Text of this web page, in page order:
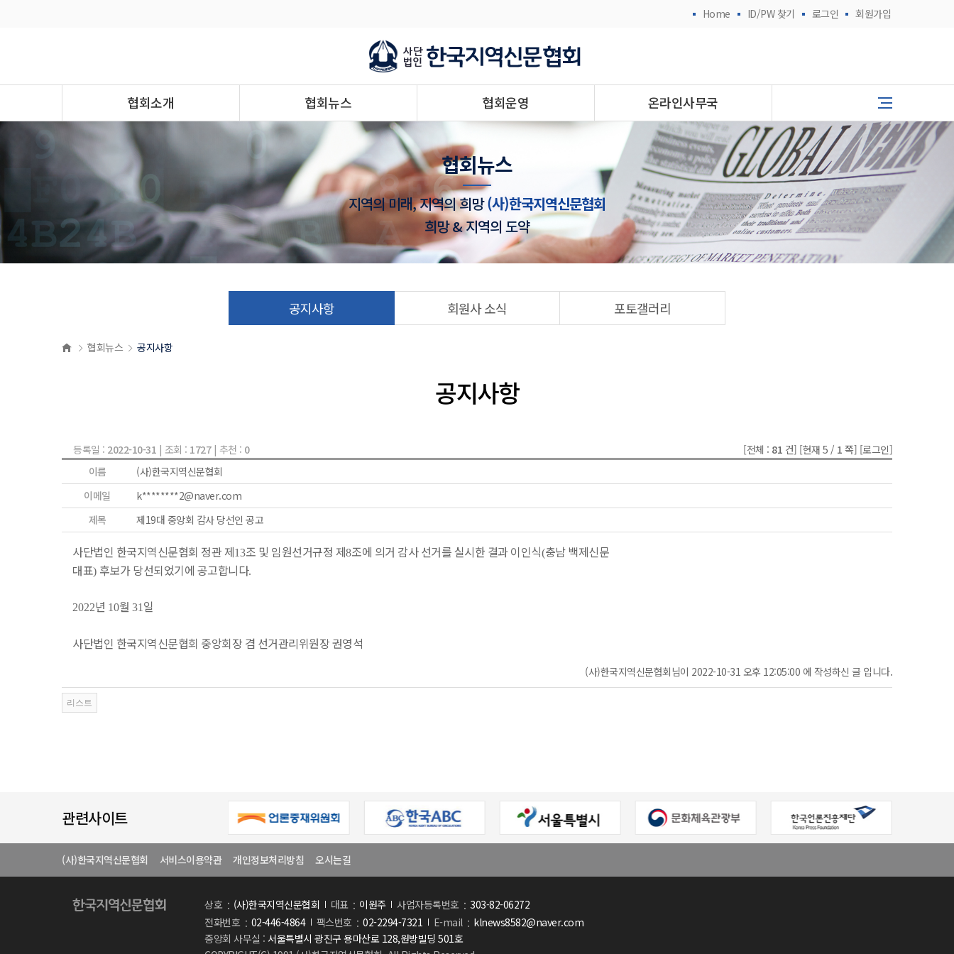
Home ID/PW 찾기 로그인 회원가입
협회소개 협회뉴스 협회운영 온라인사무국
협회뉴스
지역의 미래, 지역의 희망(사)한국지역신문협회
희망 & 지역의 도약
공지사항 회원사 소식 포토갤러리
협회뉴스 공지사항
공지사항
등록일 : 2022-10-31 | 조회 : 1727| 추천 : 0 [전체 : 81 건] [현재 5 / 1 쪽] [로그인]
이름
(사)한국지역신문협회
이메일
k********2@naver.com
제목
제19대 중앙회 감사 당선인 공고
사단법인 한국지역신문협회 정관 제13조 및 임원선거규정 제8조에 의거 감사 선거를 실시한 결과 이인식(충남 백제신문
대표) 후보가 당선되었기에 공고합니다.
2022년 10월 31 일
사단법인 한국지역신문협회 중앙회장 겸 선거관리위원장 권영석
(사)한국지역신문협회님이 2022-10-31 오후 12:05:00 에 작성하신 글 입니다.
관련사이트
(사)한국지역신문협회 서비스이용약관 개인정보처리방침 오시는길
상호 (사)한국지역신문협회 대표 이원주 사업자등록번호
303-82-06272
전화번호
02-446-4864 팩스번호 02-2294-7321 E-mail
klnews8582@naver.com
중앙회 사무실 : 서울특별시 광진구 용마산로 128,원방빌딩 501호